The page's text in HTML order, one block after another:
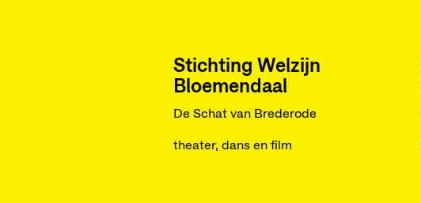
Stichting Welzijn
Bloemendaal
De Schat van Brederode
theater, dans en film